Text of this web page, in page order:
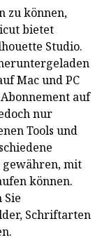
zu können,
bietet
Studio.
Mac und PC
auf
nur
Tools und
gewähren, mit
können.
Schriftarten